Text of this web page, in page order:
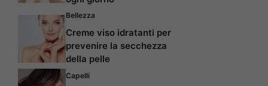
Bellezza
Creme viso idratanti per
prevenire la secchezza
della pelle
Capelli